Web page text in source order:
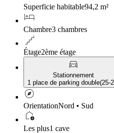
Superficie habitable94,2 m²
hotel
Chambre3 chambres
floor
Étage2ème étage
directions_car
Stationnement
1 place de parking double(25-
explore
OrientationNord • Sud
add_home
Les plus1 cave